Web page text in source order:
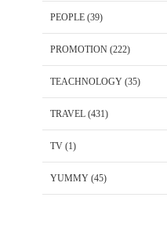
PEOPLE (39)
PROMOTION (222)
TEACHNOLOGY (35)
TRAVEL (431)
TV (1)
YUMMY (45)